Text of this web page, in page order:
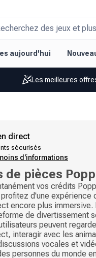
des jeux et
aujourd'hui
Les meilleures
direct
sécurisés
d'informations
de pièces
vos crédits
d'une expérience
encore plus immersive.
de divertissement
peuvent
interagir avec les
vocales et
personnes du monde